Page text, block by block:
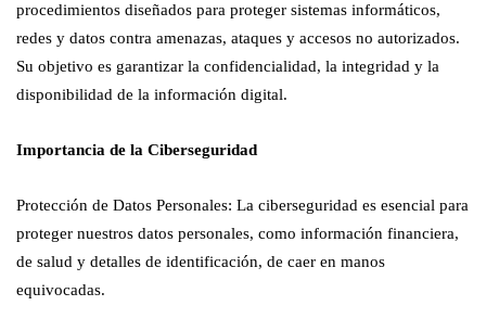
procedimientos diseñados para proteger sistemas informáticos,
redes y datos contra amenazas, ataques y accesos no autorizados.
Su objetivo es garantizar la confidencialidad, la integridad y la
disponibilidad de la información digital.
Importancia de la Ciberseguridad
Protección de Datos Personales: La ciberseguridad es esencial para
proteger nuestros datos personales, como información financiera,
de salud y detalles de identificación, de caer en manos
equivocadas.